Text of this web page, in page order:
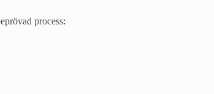
process: